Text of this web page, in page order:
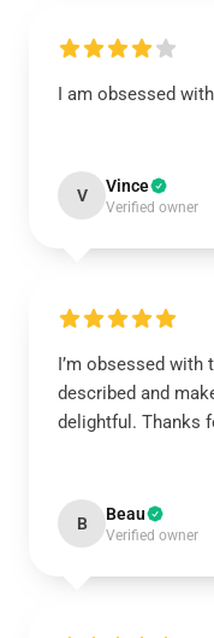
I am obsessed
V Vince
Verified owner
I’m obsessed with
described and
delightful. Thanks
B Beau
Verified owner